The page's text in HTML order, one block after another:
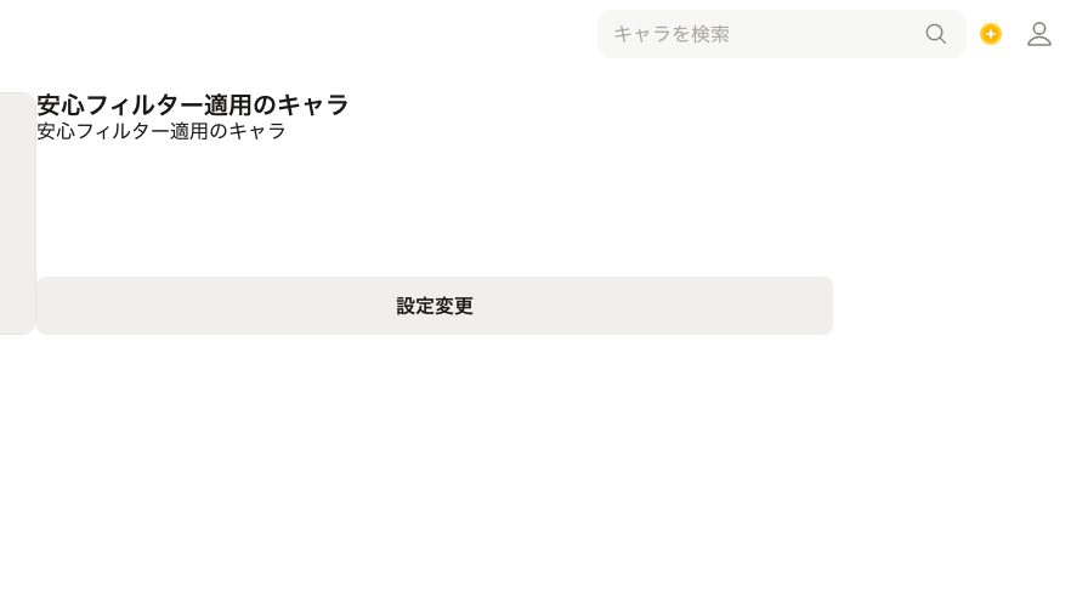
安心フィルター適用のキャラ
安心フィルター適用のキャラ
設定変更